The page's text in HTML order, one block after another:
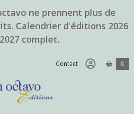
ne prennent plus de
Calendrier d'éditions 2026
complet.
Contact 0